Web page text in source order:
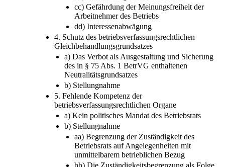
bb) Bestimmung des Normzwecks
cc) Gefährdung der Meinungsfreiheit der
Arbeitnehmer des Betriebs
dd) Interessenabwägung
4. Schutz des betriebsverfassungsrechtlichen
Gleichbehandlungsgrundsatzes
a) Das Verbot als Ausgestaltung und Sicherung
des in § 75 Abs. 1 BetrVG enthaltenen
Neutralitätsgrundsatzes
b) Stellungnahme
5. Fehlende Kompetenz der
betriebsverfassungsrechtlichen Organe
a) Kein politisches Mandat des Betriebsrats
b) Stellungnahme
aa) Begrenzung der Zuständigkeit des
Betriebsrats auf Angelegenheiten mit
unmittelbarem betrieblichen Bezug